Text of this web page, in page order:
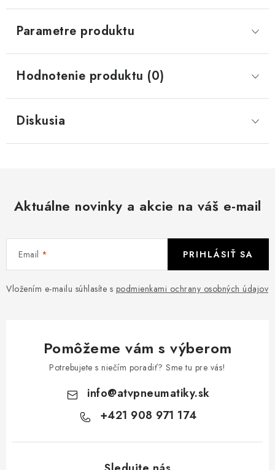
LINHAI 400/500/M550/650
TGB BLADE 600/1000 LT LTX
SEGWAY SNARLER AT6 AT5
Všeobecné obchodné podmienky
Reklamačný poriadok - formulár
Kontakt
Parametre produktu
Hodnotenie produktu (0)
Diskusia
Aktuálne novinky a akcie na váš e-mail
Email
Vložením e-mailu súhlasíte s podmienkami ochrany osobných údajov
PRIHLÁSIŤ SA
Pomôžeme vám s výberom
Potrebujete s niečím poradiť? Sme tu pre vás!
info@atvpneumatiky.sk
+421 908 971 174